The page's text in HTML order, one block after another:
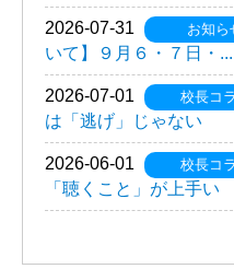
2026-07-31 お知ら
いて】９月６・７日・...
2026-07-01 校長コ
は「逃げ」じゃない
2026-06-01 校長コ
「聴くこと」が上手い